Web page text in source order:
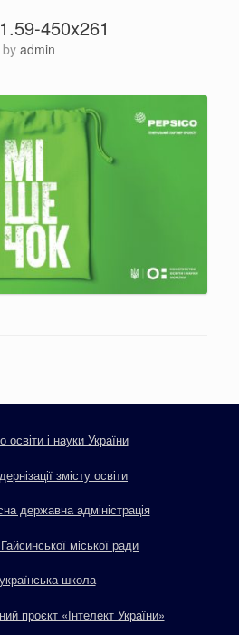
450x261
by admin
освіти і науки України
змісту освіти
державна адміністрація
міської ради
школа
проєкт «Інтелект України»